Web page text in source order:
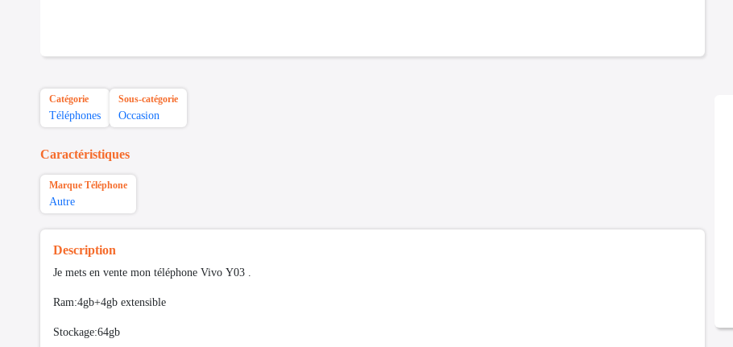
Catégorie
Téléphones
Sous-catégorie
Occasion
Caractéristiques
Marque Téléphone
Autre
Description
Je mets en vente mon téléphone Vivo Y03 .
Ram:4gb+4gb extensible
Stockage:64gb